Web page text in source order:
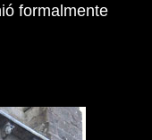
formalmente